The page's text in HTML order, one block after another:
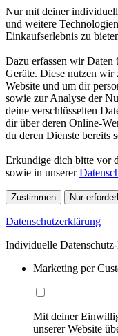
Nur mit deiner
und weitere
Einkaufserlebnis zu
Dazu erfassen wir Daten
Geräte. Diese nutzen
Website und um dir
sowie zur Analyse der
deine verschlüsselten
dir über deren Online-
du deren Dienste bereits
Erkundige dich bitte vor
sowie in unserer
Zustimmen Nur
Datenschutzerklärung
Individuelle
Marketing per
Mit deiner
unserer Website